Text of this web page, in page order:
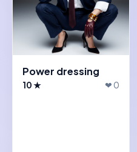
Power dressing
10 ★ ❤ 0